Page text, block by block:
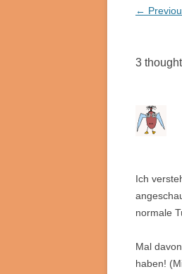
Post
←
3
Ich
normale
Mal
haben!